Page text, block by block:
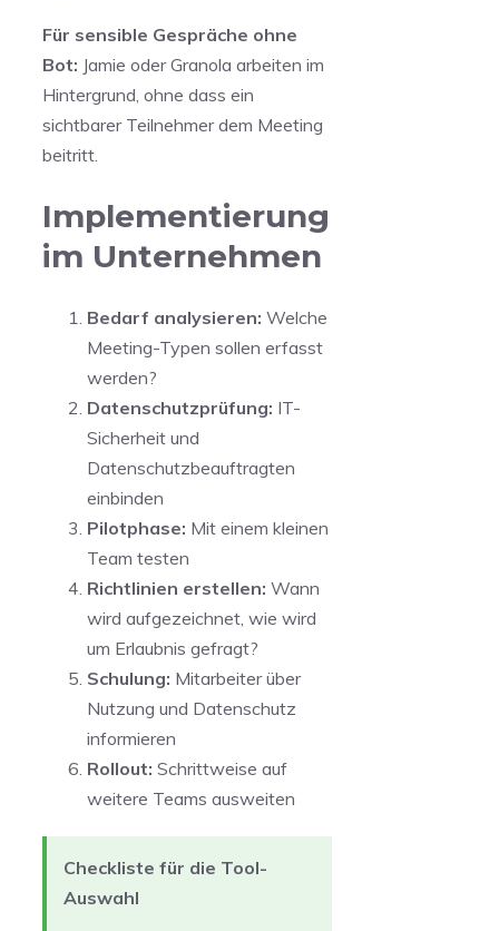
Für sensible Gespräche ohne
Bot: Jamie oder Granola arbeiten im
Hintergrund, ohne dass ein
sichtbarer Teilnehmer dem Meeting
beitritt.
Implementierung
im Unternehmen
Bedarf analysieren: Welche
Meeting-Typen sollen erfasst
werden?
Datenschutzprüfung: IT-
Sicherheit und
Datenschutzbeauftragten
einbinden
Pilotphase: Mit einem kleinen
Team testen
Richtlinien erstellen: Wann
wird aufgezeichnet, wie wird
um Erlaubnis gefragt?
Schulung: Mitarbeiter über
Nutzung und Datenschutz
informieren
Rollout: Schrittweise auf
weitere Teams ausweiten
Checkliste für die Tool-
Auswahl